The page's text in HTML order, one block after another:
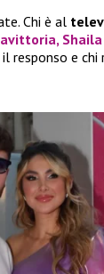
Chi è al
responso e chi